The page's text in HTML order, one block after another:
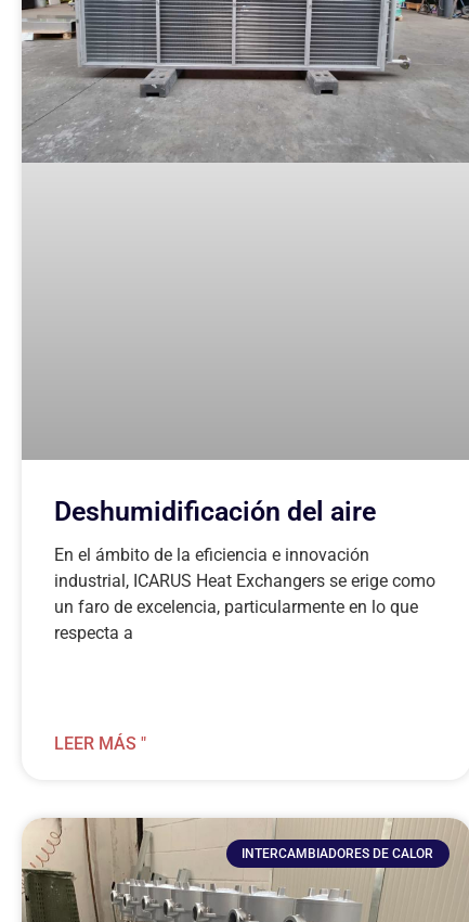
Deshumidificación del aire
En el ámbito de la eficiencia e innovación
industrial, ICARUS Heat Exchangers se erige como
un faro de excelencia, particularmente en lo que
respecta a
LEER MÁS "
INTERCAMBIADORES DE CALOR